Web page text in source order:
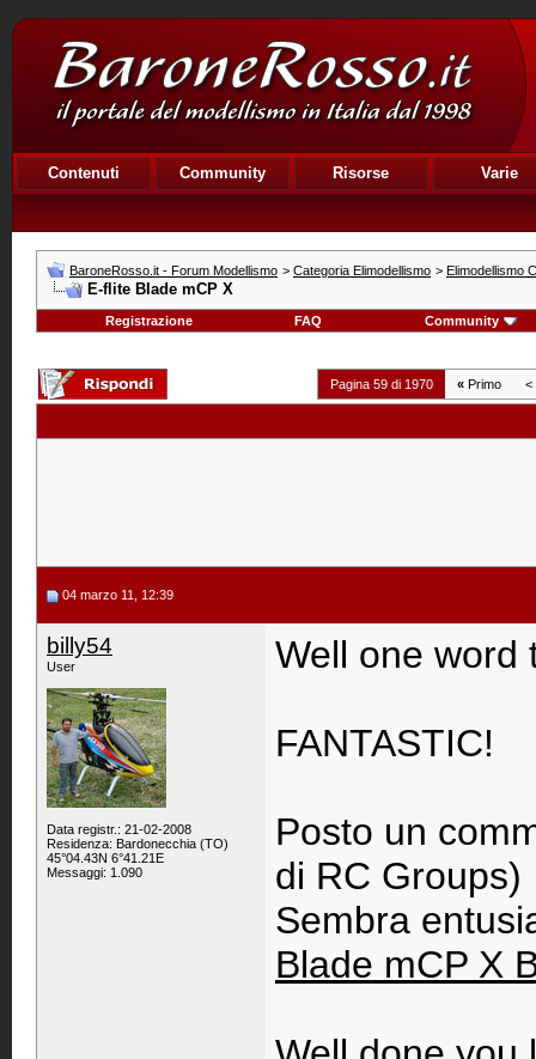
Contenuti Community Risorse Varie
BaroneRosso.it - Forum Modellismo > Categoria Elimodellismo > Elimodellismo
E-flite Blade mCP X
Registrazione FAQ Community
Pagina 59 di 1970 « Primo <
04 marzo 11, 12:39
billy54
User
Data registr.: 21-02-2008
Residenza: Bardonecchia (TO)
45°04.43N 6°41.21E
Messaggi: 1.090
Well one word
FANTASTIC!
Posto un
di RC Groups)
Sembra
Blade mCP X